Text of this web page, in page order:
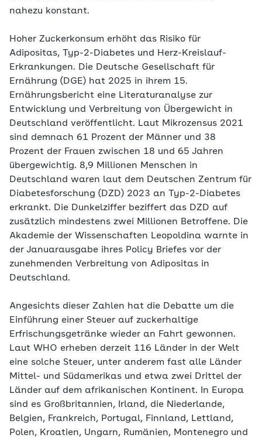
nahezu konstant.
Hoher Zuckerkonsum erhöht das Risiko für
Adipositas, Typ-2-Diabetes und Herz-Kreislauf-
Erkrankungen. Die Deutsche Gesellschaft für
Ernährung (DGE) hat 2025 in ihrem 15.
Ernährungsbericht eine Literaturanalyse zur
Entwicklung und Verbreitung von Übergewicht in
Deutschland veröffentlicht. Laut Mikrozensus 2021
sind demnach 61 Prozent der Männer und 38
Prozent der Frauen zwischen 18 und 65 Jahren
übergewichtig. 8,9 Millionen Menschen in
Deutschland waren laut dem Deutschen Zentrum für
Diabetesforschung (DZD) 2023 an Typ-2-Diabetes
erkrankt. Die Dunkelziffer beziffert das DZD auf
zusätzlich mindestens zwei Millionen Betroffene. Die
Akademie der Wissenschaften Leopoldina warnte in
der Januarausgabe ihres Policy Briefes vor der
zunehmenden Verbreitung von Adipositas in
Deutschland.
Angesichts dieser Zahlen hat die Debatte um die
Einführung einer Steuer auf zuckerhaltige
Erfrischungsgetränke wieder an Fahrt gewonnen.
Laut WHO erheben derzeit 116 Länder in der Welt
eine solche Steuer, unter anderem fast alle Länder
Mittel- und Südamerikas und etwa zwei Drittel der
Länder auf dem afrikanischen Kontinent. In Europa
sind es Großbritannien, Irland, die Niederlande,
Belgien, Frankreich, Portugal, Finnland, Lettland,
Polen, Kroatien, Ungarn, Rumänien, Montenegro und